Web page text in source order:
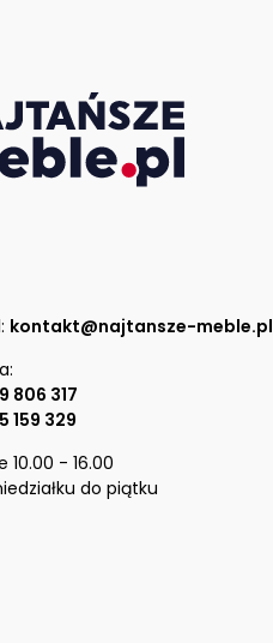
kontakt@najtansze-meble.pl
806 317
159 329
10.00 - 16.00
do piątku